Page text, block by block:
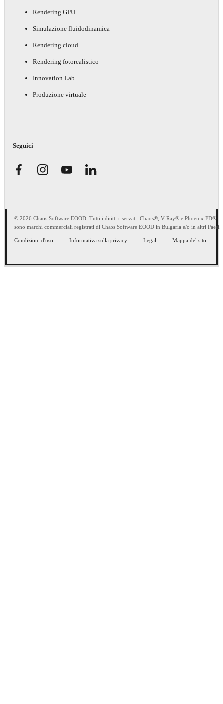
Rendering GPU
Simulazione fluidodinamica
Rendering cloud
Rendering fotorealistico
Innovation Lab
Produzione virtuale
Seguici
© 2026 Chaos Software EOOD. Tutti i diritti riservati. Chaos®, V-Ray® e Phoenix FD®
sono marchi commerciali registrati di Chaos Software EOOD in Bulgaria e/o in altri Paesi.
Condizioni d'uso Informativa sulla privacy Legal Mappa del sito